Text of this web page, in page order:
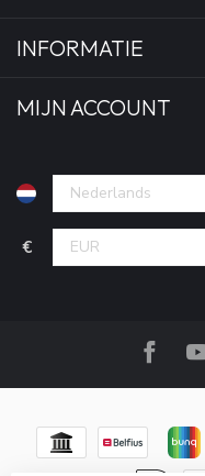
INFORMATIE
MIJN ACCOUNT
€